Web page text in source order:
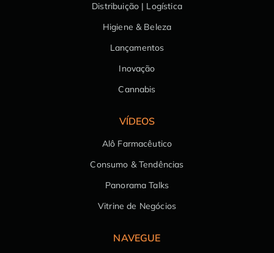
Distribuição | Logística
Higiene & Beleza
Lançamentos
Inovação
Cannabis
VÍDEOS
Alô Farmacêutico
Consumo & Tendências
Panorama Talks
Vitrine de Negócios
NAVEGUE